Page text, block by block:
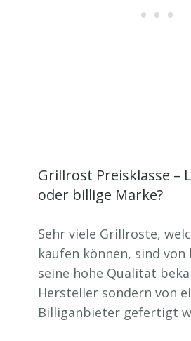
Grillrost Preisklasse –
oder billige Marke?
Sehr viele Grillroste,
kaufen können, sind
seine hohe Qualität
Hersteller sondern von
Billiganbieter gefertigt